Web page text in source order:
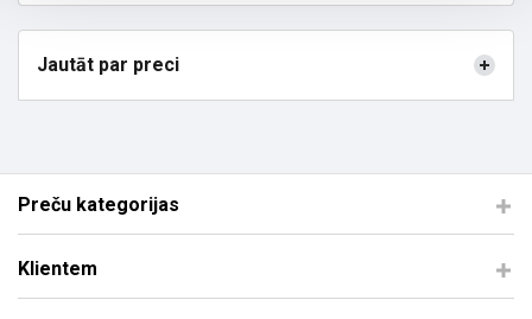
Jautāt par preci
Preču kategorijas
Klientem